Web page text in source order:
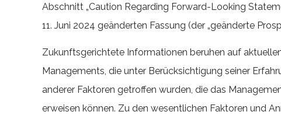
Abschnitt „Caution Regarding Forward-Looking
11. Juni 2024 geänderten Fassung (der „geänderte
Zukunftsgerichtete Informationen beruhen auf
Managements, die unter Berücksichtigung seiner
anderer Faktoren getroffen wurden, die das
erweisen können. Zu den wesentlichen Faktoren und